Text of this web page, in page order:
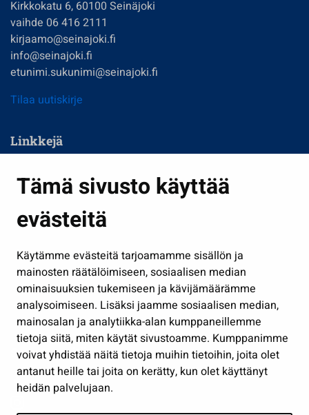
Tämä sivusto käyttää
evästeitä
Käytämme evästeitä tarjoamamme sisällön ja
mainosten räätälöimiseen, sosiaalisen median
ominaisuuksien tukemiseen ja kävijämäärämme
analysoimiseen. Lisäksi jaamme sosiaalisen median,
mainosalan ja analytiikka-alan kumppaneillemme
tietoja siitä, miten käytät sivustoamme. Kumppanimme
voivat yhdistää näitä tietoja muihin tietoihin, joita olet
antanut heille tai joita on kerätty, kun olet käyttänyt
heidän palvelujaan.
Kirkkokatu 6, 60100 Seinäjoki
vaihde 06 416 2111
kirjaamo@seinajoki.fi
info@seinajoki.fi
etunimi.sukunimi@seinajoki.fi
Tilaa uutiskirje
Linkkejä
Kasvatus ja opetus
Kulttuuri ja liikunta
Työ ja yrittäminen
Osallistu ja asioi
Näytä omat evästeasetukseni
Seuraa meitä